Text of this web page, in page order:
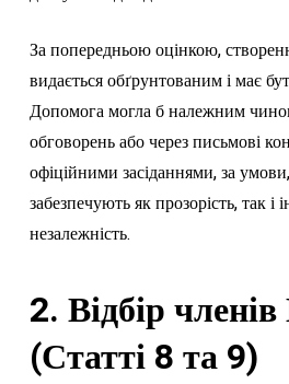
За попередньою оцінкою,
видається обґрунтованим і має
Допомога могла б належним
обговорень або через письмові
офіційними засіданнями, за
забезпечують як прозорість, так і
незалежність.
2. Відбір
(Статті 8 та 9)